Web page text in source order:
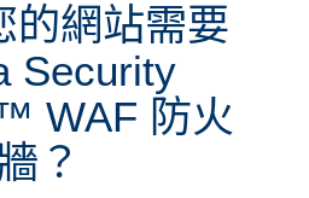
的網站需要
Security
WAF 防火
？